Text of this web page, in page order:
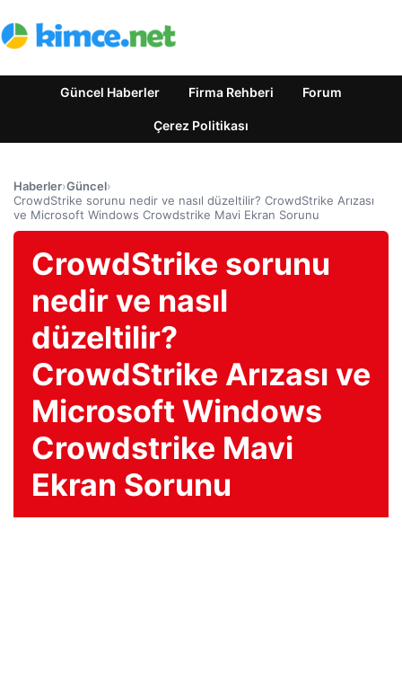
Güncel Haberler Firma Rehberi Forum
Çerez Politikası
Haberler›Güncel›
CrowdStrike sorunu nedir ve nasıl düzeltilir? CrowdStrike Arızası
ve Microsoft Windows Crowdstrike Mavi Ekran Sorunu
CrowdStrike sorunu
nedir ve nasıl
düzeltilir?
CrowdStrike Arızası ve
Microsoft Windows
Crowdstrike Mavi
Ekran Sorunu